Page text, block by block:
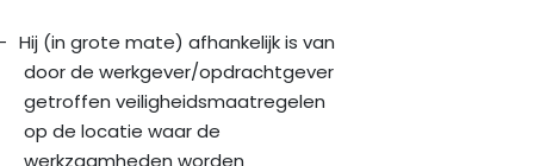
Hij (in grote mate) afhankelijk is van
door de werkgever/opdrachtgever
getroffen veiligheidsmaatregelen
op de locatie waar de
werkzaamheden worden